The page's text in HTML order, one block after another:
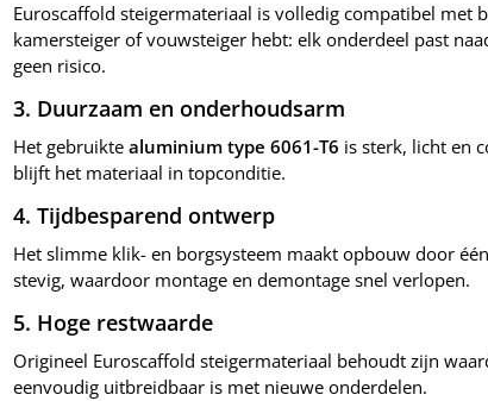
Euroscaffold steigermateriaal is volledig compatibel met
kamersteiger of vouwsteiger hebt: elk onderdeel past
geen risico.
3. Duurzaam en onderhoudsarm
Het gebruiktealuminium type 6061-T6 is sterk, licht en
blijft het materiaal in topconditie.
4. Tijdbesparend ontwerp
Het slimme klik- en borgsysteem maakt opbouw door
stevig, waardoor montage en demontage snel verlopen.
5. Hoge restwaarde
Origineel Euroscaffold steigermateriaal behoudt zijn
eenvoudig uitbreidbaar is met nieuwe onderdelen.